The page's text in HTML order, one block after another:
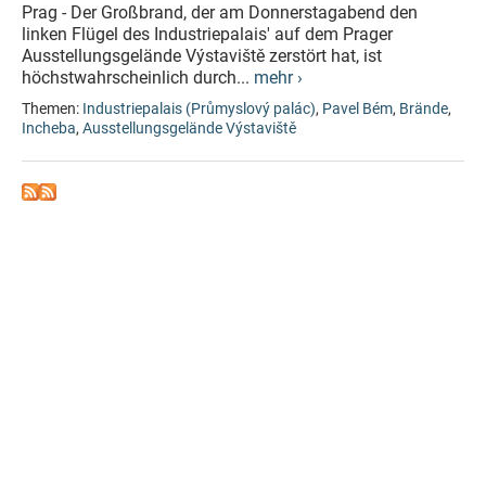
Prag - Der Großbrand, der am Donnerstagabend den
linken Flügel des Industriepalais' auf dem Prager
Ausstellungsgelände Výstaviště zerstört hat, ist
höchstwahrscheinlich durch... mehr ›
Themen: Industriepalais (Průmyslový palác), Pavel Bém, Brände,
Incheba, Ausstellungsgelände Výstaviště